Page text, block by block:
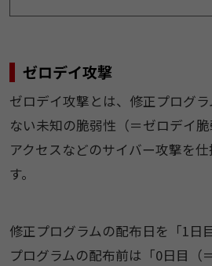
ゼロデイ攻撃
ゼロデイ攻撃とは、修正プログ
ない未知の脆弱性（＝ゼロデイ
アクセスなどのサイバー攻撃を
す。
修正プログラムの配布日を「1日
プログラムの配布前は「0日目（